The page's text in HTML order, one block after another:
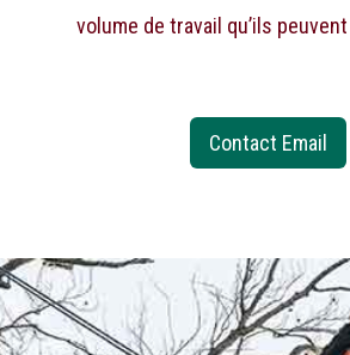
volume de travail qu’ils
Contact Email